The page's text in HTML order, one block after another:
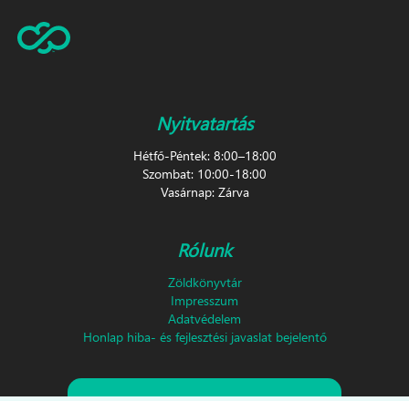
Nyitvatartás
Hétfő-Péntek: 8:00–18:00
Szombat: 10:00-18:00
Vasárnap: Zárva
Rólunk
Zöldkönyvtár
Impresszum
Adatvédelem
Honlap hiba- és fejlesztési javaslat bejelentő